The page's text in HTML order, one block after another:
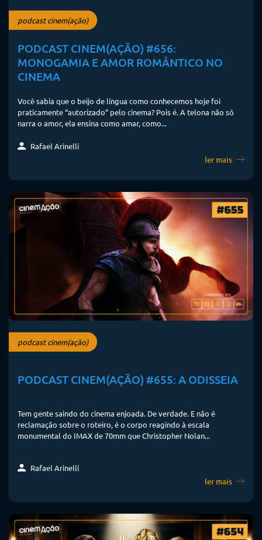
podcast cinem(ação)
PODCAST CINEM(AÇÃO) #656:
MONOGAMIA E AMOR ROMÂNTICO NO
CINEMA
Você sabia que o beijo de língua como conhecemos hoje foi
praticamente “autorizado” pelo cinema? Pois é. A telona não só
narra o amor, ela ensina como amar, como...
Rafael Arinelli
ler mais
podcast cinem(ação)
PODCAST CINEM(AÇÃO) #655: A ODISSEIA
Tem gente saindo do cinema enjoada. De verdade. E não é
reclamação sobre o roteiro, é o corpo reagindo à escala
monumental do IMAX de 70mm que Christopher Nolan...
Rafael Arinelli
ler mais